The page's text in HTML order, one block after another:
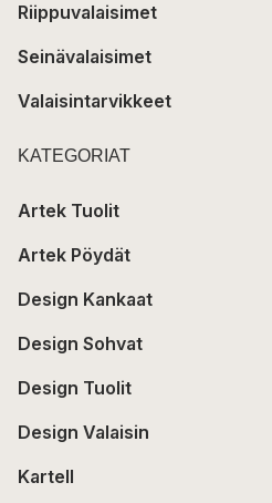
Riippuvalaisimet
Seinävalaisimet
Valaisintarvikkeet
KATEGORIAT
Artek Tuolit
Artek Pöydät
Design Kankaat
Design Sohvat
Design Tuolit
Design Valaisin
Kartell